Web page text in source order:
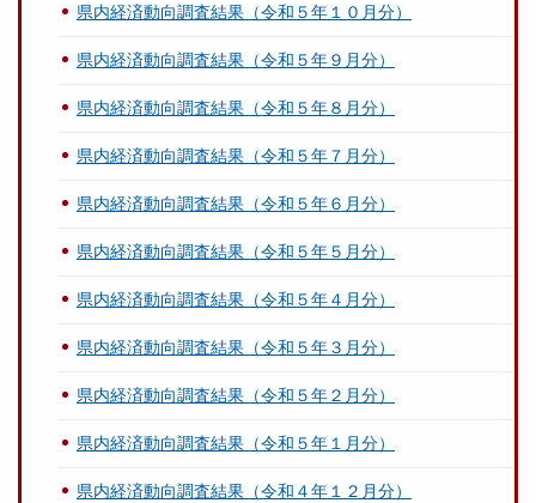
県内経済動向調査結果（令和５年１０月分）
県内経済動向調査結果（令和５年９月分）
県内経済動向調査結果（令和５年８月分）
県内経済動向調査結果（令和５年７月分）
県内経済動向調査結果（令和５年６月分）
県内経済動向調査結果（令和５年５月分）
県内経済動向調査結果（令和５年４月分）
県内経済動向調査結果（令和５年３月分）
県内経済動向調査結果（令和５年２月分）
県内経済動向調査結果（令和５年１月分）
県内経済動向調査結果（令和４年１２月分）